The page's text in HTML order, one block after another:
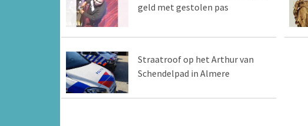
geld met gestolen pas
Straatroof op het Arthur van
Schendelpad in Almere